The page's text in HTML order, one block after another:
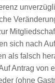
sich nach
als falsch
Antrag von
(ohne